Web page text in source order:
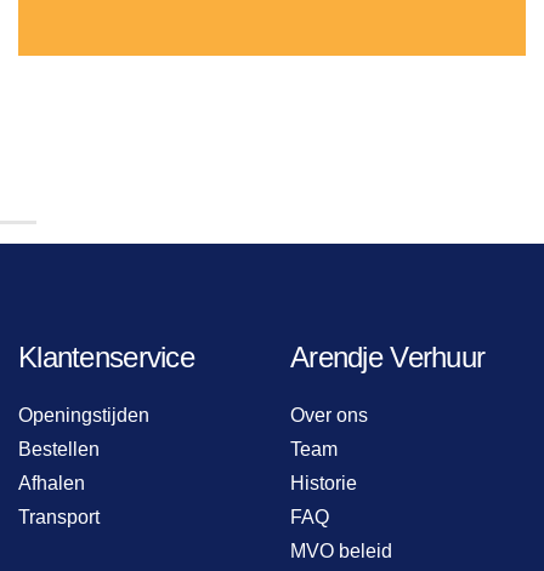
Klantenservice
Openingstijden
Bestellen
Afhalen
Transport
Arendje Verhuur
Over ons
Team
Historie
FAQ
MVO beleid